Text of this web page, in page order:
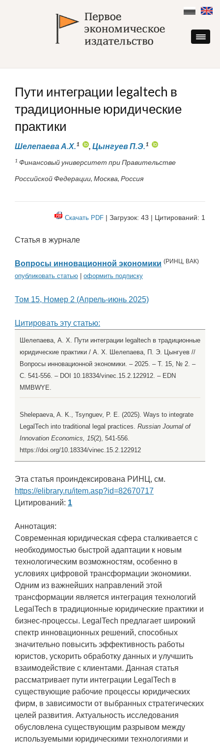
content
Пути интеграции legaltech в
традиционные юридические
практики
Шелепаева А.Х.1 , Цынгуев П.Э.1
1 Финансовый университет при Правительстве
Российской Федерации, Москва, Россия
Скачать PDF | Загрузок: 43 | Цитирований: 1
Статья в журнале
Вопросы инновационной экономики (РИНЦ, ВАК)
опубликовать статью оформить подписку
Том 15, Номер 2 (Апрель-июнь 2025)
Цитировать эту статью:
Шелепаева, А. Х. Пути интеграции legaltech в традиционные
юридические практики / А. Х. Шелепаева, П. Э. Цынгуев //
Вопросы инновационной экономики. – 2025. – Т. 15, № 2. –
С. 541-556. – DOI 10.18334/vinec.15.2.122912. – EDN
MMBWYE.
Shelepaeva, A. K., Tsynguev, P. E. (2025). Ways to integrate
LegalTech into traditional legal practices. Russian Journal of
Innovation Economics, 15(2), 541-556.
https://doi.org/10.18334/vinec.15.2.122912
Эта статья проиндексирована РИНЦ, см.
https://elibrary.ru/item.asp?id=82670717
Цитирований: 1
Аннотация:
Современная юридическая сфера сталкивается с
необходимостью быстрой адаптации к новым
технологическим возможностям, особенно в
условиях цифровой трансформации экономики.
Одним из важнейших направлений этой
трансформации является интеграция технологий
LegalTech в традиционные юридические практики и
бизнес-процессы. LegalTech предлагает широкий
спектр инновационных решений, способных
значительно повысить эффективность работы
юристов, ускорить обработку данных и улучшить
взаимодействие с клиентами. Данная статья
рассматривает пути интеграции LegalTech в
существующие рабочие процессы юридических
фирм, в зависимости от выбранных стратегических
целей развития. Актуальность исследования
обусловлена существующим разрывом между
используемыми юридическими технологиями и